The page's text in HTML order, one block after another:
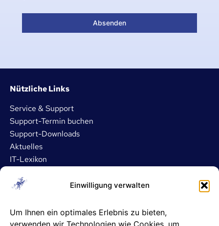
Einwilligung verwalten
Um Ihnen ein optimales Erlebnis zu bieten,
verwenden wir Technologien wie Cookies, um
Absenden
Nützliche Links
Service & Support
Support-Termin buchen
Support-Downloads
Aktuelles
IT-Lexikon
Dienstleistungen
Microsoft 365 Betreuung